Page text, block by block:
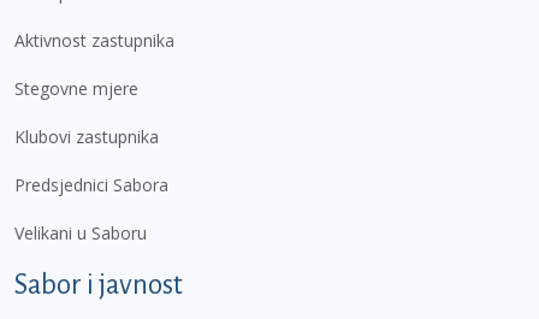
Aktivnost zastupnika
Stegovne mjere
Klubovi zastupnika
Predsjednici Sabora
Velikani u Saboru
Sabor i javnost